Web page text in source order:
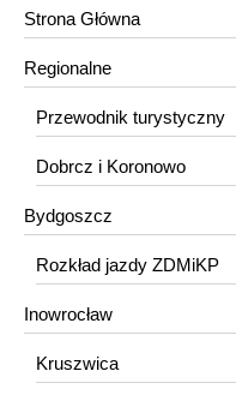
Strona Główna
Regionalne
Przewodnik turystyczny
Dobrcz i Koronowo
Bydgoszcz
Rozkład jazdy ZDMiKP
Inowrocław
Kruszwica